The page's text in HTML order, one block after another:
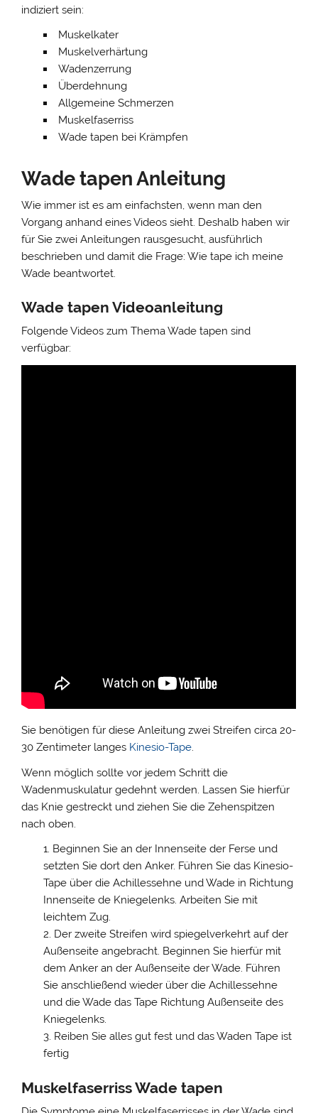
indiziert sein:
Muskelkater
Muskelverhärtung
Wadenzerrung
Überdehnung
Allgemeine Schmerzen
Muskelfaserriss
Wade tapen bei Krämpfen
Wade tapen Anleitung
Wie immer ist es am einfachsten, wenn man den
Vorgang anhand eines Videos sieht. Deshalb haben wir
für Sie zwei Anleitungen rausgesucht, ausführlich
beschrieben und damit die Frage: Wie tape ich meine
Wade beantwortet.
Wade tapen Videoanleitung
Folgende Videos zum Thema Wade tapen sind
verfügbar:
Sie benötigen für diese Anleitung zwei Streifen circa 20-
30 Zentimeter langes Kinesio-Tape.
Wenn möglich sollte vor jedem Schritt die
Wadenmuskulatur gedehnt werden. Lassen Sie hierfür
das Knie gestreckt und ziehen Sie die Zehenspitzen
nach oben.
Beginnen Sie an der Innenseite der Ferse und
setzten Sie dort den Anker. Führen Sie das Kinesio-
Tape über die Achillessehne und Wade in Richtung
Innenseite de Kniegelenks. Arbeiten Sie mit
leichtem Zug.
Der zweite Streifen wird spiegelverkehrt auf der
Außenseite angebracht. Beginnen Sie hierfür mit
dem Anker an der Außenseite der Wade. Führen
Sie anschließend wieder über die Achillessehne
und die Wade das Tape Richtung Außenseite des
Kniegelenks.
Reiben Sie alles gut fest und das Waden Tape ist
fertig
Muskelfaserriss Wade tapen